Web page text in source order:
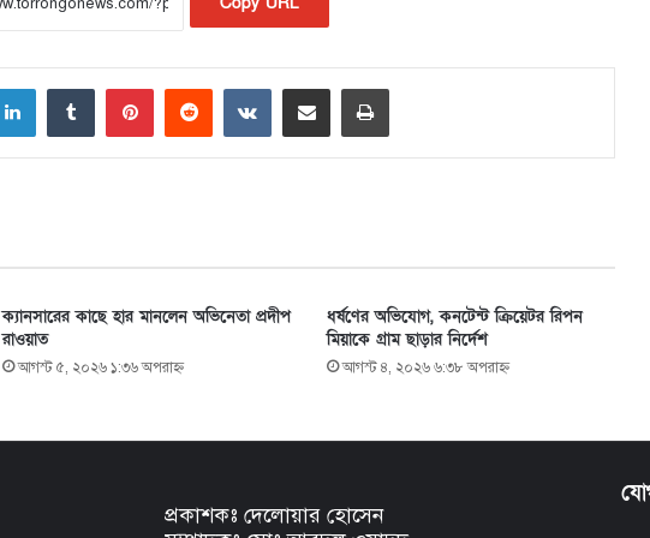
LinkedIn VKontakte
ক্যানসারের কাছে হার মানলেন অভিনেতা প্রদীপ
রাওয়াত
আগস্ট ৫, ২০২৬ ১:৩৬ অপরাহ্ণ
ধর্ষণের অভিযোগ, কনটেন্ট ক্রিয়েটর রিপন
মিয়াকে গ্রাম ছাড়ার নির্দেশ
আগস্ট ৪, ২০২৬ ৬:৩৮ অপরাহ্ণ
প্রকাশকঃ দেলোয়ার হোসেন